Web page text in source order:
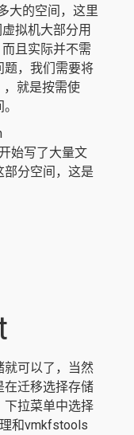
大的空间，这里
拟机大部分用
且实际并不需
题，我们需要将
，就是按需使
始写了大量文
分空间，这是
就可以了，当然
在迁移选择存储
下拉菜单中选择
和vmkfstools